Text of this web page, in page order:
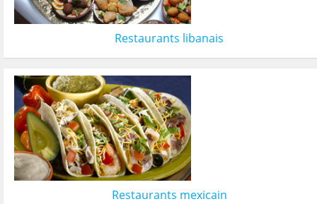
Restaurants libanais
Restaurants mexicain